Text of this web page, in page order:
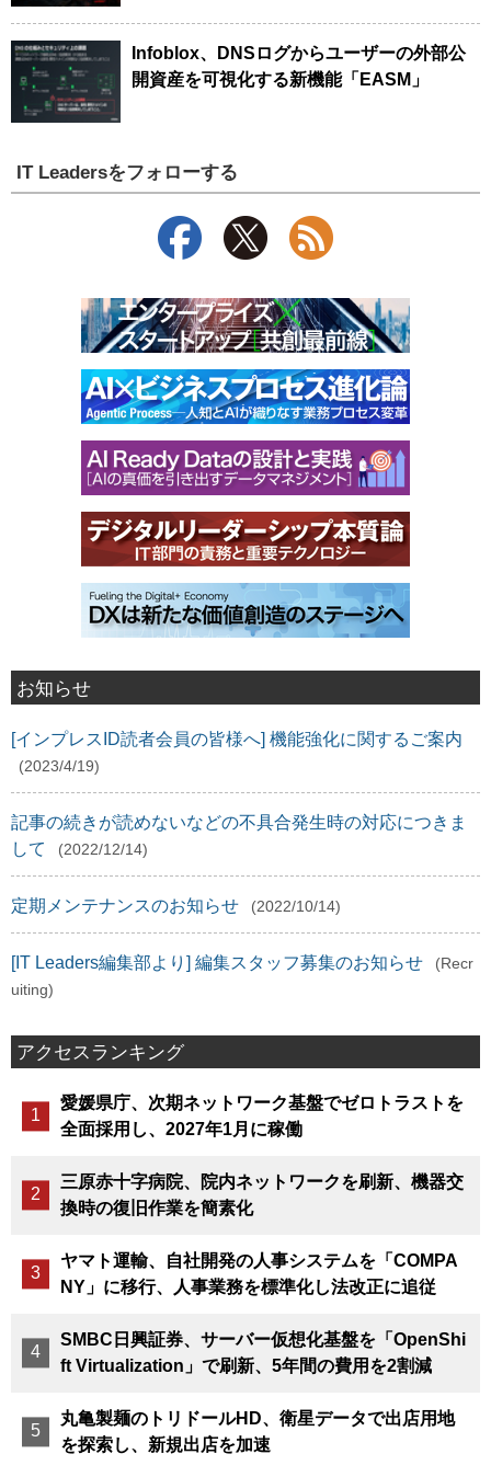
Infoblox、DNSログからユーザーの外部公
開資産を可視化する新機能「EASM」
IT Leadersをフォローする
お知らせ
[インプレスID読者会員の皆様へ] 機能強化に関するご案内
(2023/4/19)
記事の続きが読めないなどの不具合発生時の対応につきま
して
(2022/12/14)
定期メンテナンスのお知らせ (2022/10/14)
[IT Leaders編集部より] 編集スタッフ募集のお知らせ
(Recr
uiting)
アクセスランキング
愛媛県庁、次期ネットワーク基盤でゼロトラストを
全面採用し、2027年1月に稼働
三原赤十字病院、院内ネットワークを刷新、機器交
換時の復旧作業を簡素化
ヤマト運輸、自社開発の人事システムを「COMPA
NY」に移行、人事業務を標準化し法改正に追従
SMBC日興証券、サーバー仮想化基盤を「OpenShi
ft Virtualization」で刷新、5年間の費用を2割減
丸亀製麺のトリドールHD、衛星データで出店用地
を探索し、新規出店を加速